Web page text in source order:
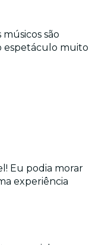
são
espetáculo muito
Eu podia morar
experiência